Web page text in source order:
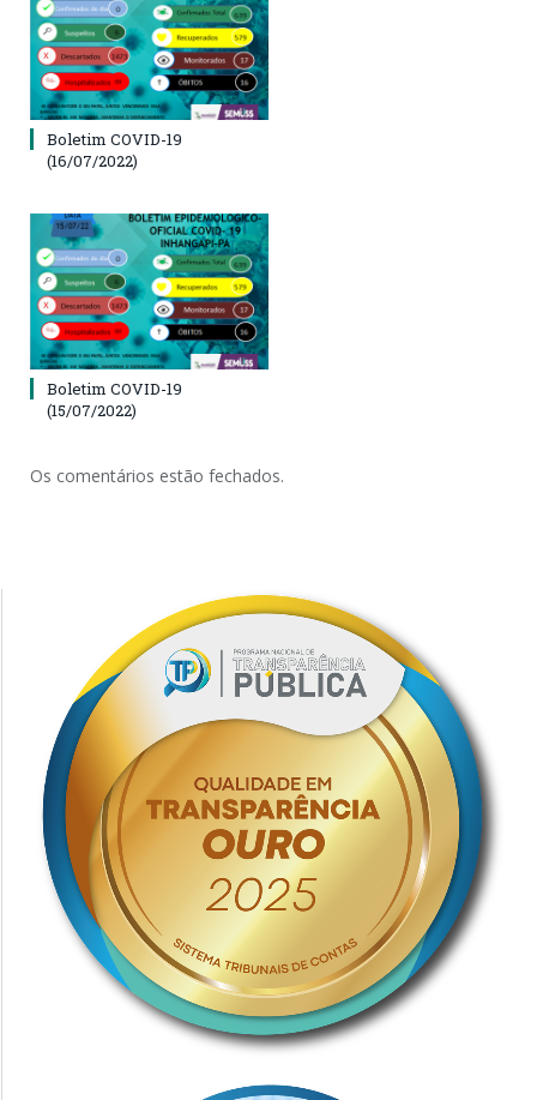
Boletim COVID-19
(16/07/2022)
Boletim COVID-19
(15/07/2022)
Os comentários estão fechados.